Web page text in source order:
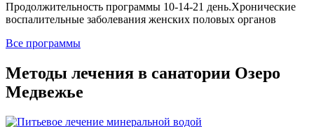
Продолжительность программы 10-14-21 день.Хронические
воспалительные заболевания женских половых органов
Все программы
Методы лечения в санатории Озеро
Медвежье